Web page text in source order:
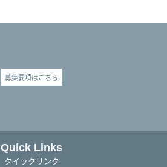
募集要項はこちら
Quick Links
クイックリンク